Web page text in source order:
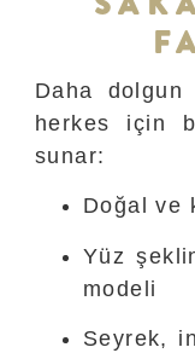
Daha
herkes için
sunar:
Doğal ve
Yüz
modeli
Seyrek,